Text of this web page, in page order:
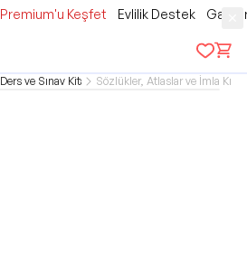
Premium'u Keşfet Evlilik Destek
Ders ve Sınav KitaplarıSözlükler, Atlaslar ve İmla